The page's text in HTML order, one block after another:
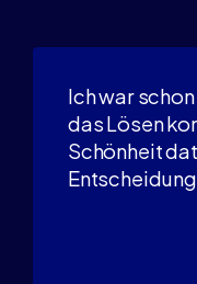
Ich war
das Lösen
Schönheit